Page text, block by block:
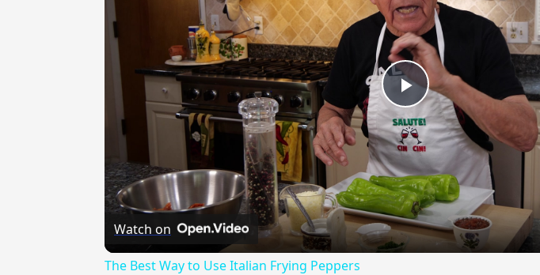
Play
Video
Watch on
The Best Way to Use Italian Frying Peppers